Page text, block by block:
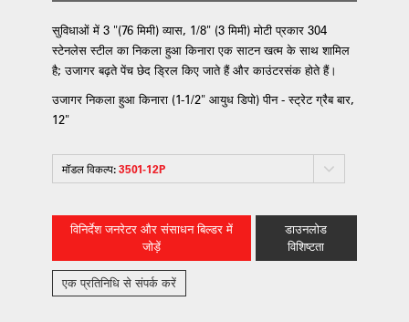
सुविधाओं में 3 "(76 मिमी) व्यास, 1/8" (3 मिमी) मोटी प्रकार 304
स्टेनलेस स्टील का निकला हुआ किनारा एक साटन खत्म के साथ शामिल
है; उजागर बढ़ते पेंच छेद ड्रिल किए जाते हैं और काउंटरसंक होते हैं।
उजागर निकला हुआ किनारा (1-1/2" आयुध डिपो) पीन - स्ट्रेट ग्रैब बार,
12"
मॉडल विकल्प:3501-12P
विनिर्देश जनरेटर और संसाधन बिल्डर में
जोड़ें
डाउनलोड
विशिष्टता
एक प्रतिनिधि से संपर्क करें